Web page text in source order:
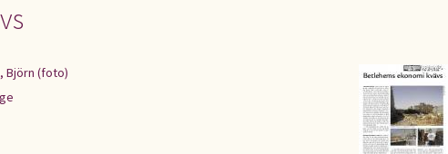
Björn (foto)